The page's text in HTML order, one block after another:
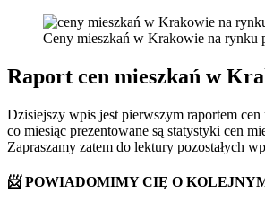
Ceny mieszkań w Krakowie na
Raport cen mieszkań w
Dzisiejszy wpis jest pierwszym raportem
co miesiąc prezentowane są statystyki cen
Zapraszamy zatem do lektury pozostałych
📨 POWIADOMIMY CIĘ O